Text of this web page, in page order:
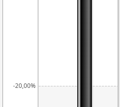
-20,00%